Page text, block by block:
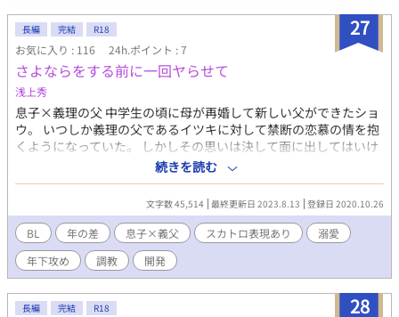
27
長編 完結 R18
お気に入り : 116 24h.ポイント : 7
さよならをする前に一回ヤらせて
浅上秀
息子×義理の父 中学生の頃に母が再婚して新しい父ができたショ
ウ。 いつしか義理の父であるイツキに対して禁断の恋慕の情を抱
くようになっていた。 しかしその思いは決して面に出してはいけ
ないと秘している。 大学合格を機に家を出て一人暮らしを始める
決意をしたショウ。 母が不在の日に最後の思い出としてイツキを
抱きたいと願ってから二人の関係は変化した。 禁断の恋に溺れ始
めた二人の運命とは。 … BL なお作者には専門知識等はござい
ません。全てフィクションです。
続きを読む
文字数 45,514 最終更新日 2023.8.13 登録日 2020.10.26
BL 年の差 息子×義父 スカトロ表現あり
溺愛
年下攻め
調教 開発
28
長編 完結 R18